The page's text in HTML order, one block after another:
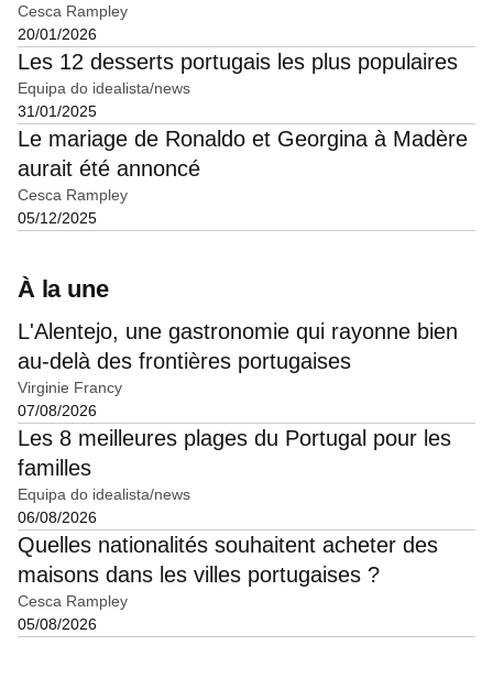
Cesca Rampley
20/01/2026
Les 12 desserts portugais les plus populaires
Equipa do idealista/news
31/01/2025
Le mariage de Ronaldo et Georgina à Madère
aurait été annoncé
Cesca Rampley
05/12/2025
À la une
L'Alentejo, une gastronomie qui rayonne bien
au-delà des frontières portugaises
Virginie Francy
07/08/2026
Les 8 meilleures plages du Portugal pour les
familles
Equipa do idealista/news
06/08/2026
Quelles nationalités souhaitent acheter des
maisons dans les villes portugaises ?
Cesca Rampley
05/08/2026